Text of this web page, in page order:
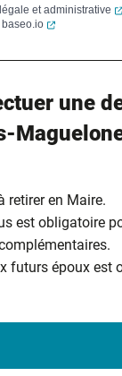
et administrative
baseo.io (ouverture
une
retirer en Maire.
est obligatoire
futurs époux est